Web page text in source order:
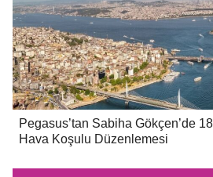
Pegasus’tan Sabiha Gökçen’de
Hava Koşulu Düzenlemesi